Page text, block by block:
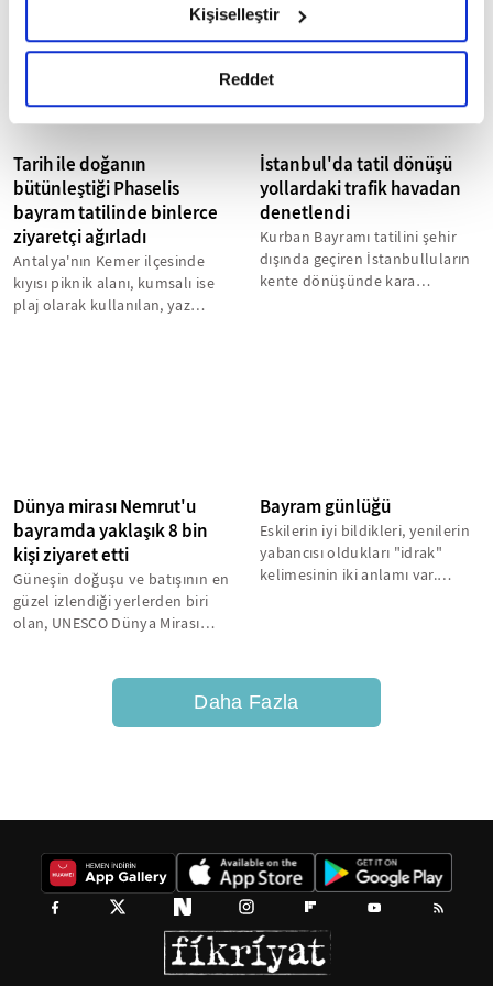
okumak ve sitemizi ziyaretiniz kapsamında
gerçekleştirilen veri işleme faaliyetleri ile ilgili daha
detaylı bilgi almak için lütfentıklayınız.
Kişiselleştir
Reddet
Tarih ile doğanın
bütünleştiği Phaselis
bayram tatilinde binlerce
ziyaretçi ağırladı
Antalya'nın Kemer ilçesinde
kıyısı piknik alanı, kumsalı ise
plaj olarak kullanılan, yaz
İstanbul'da tatil dönüşü
yollardaki trafik havadan
denetlendi
Kurban Bayramı tatilini şehir
dışında geçiren İstanbulluların
kente dönüşünde kara
Dünya mirası Nemrut'u
bayramda yaklaşık 8 bin
kişi ziyaret etti
Güneşin doğuşu ve batışının en
güzel izlendiği yerlerden biri
olan, UNESCO Dünya Mirası
Bayram günlüğü
Eskilerin iyi bildikleri, yenilerin
yabancısı oldukları "idrak"
kelimesinin iki anlamı var.
Daha Fazla